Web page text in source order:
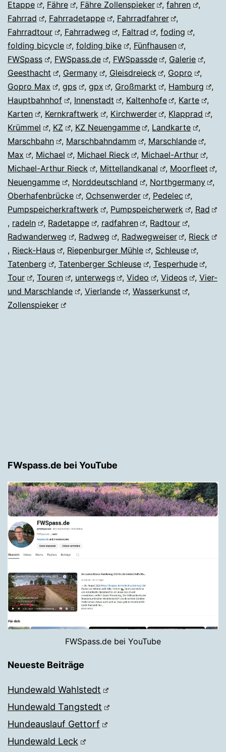
Etappe , Fähre , Fähre Zollenspieker ,fahren
,
Fahrrad
, Fahrradetappe , Fahrradfahrer
,
Fahrradtour
, Fahrradweg , Faltrad ,foding
,
folding bicycle
, folding bike , Fünfhausen
,
FWSpass
, FWSpass.de , FWSpassde , Galerie
,
Geesthacht
, Germany , Gleisdreieck , Gopro
,
Gopro Max
, gps , gpx , Großmarkt , Hamburg
,
Hauptbahnhof
, Innenstadt , Kaltenhofe , Karte
,
Karten
, Kernkraftwerk , Kirchwerder , Klapprad
,
Krümmel
, KZ , KZ Neuengamme , Landkarte
,
Marschbahn
, Marschbahndamm , Marschlande
,
Max
, Michael , Michael Rieck , Michael-Arthur
,
Michael-Arthur Rieck
, Mittellandkanal , Moorfleet
,
Neuengamme
, Norddeutschland , Northgermany
,
Oberhafenbrücke
, Ochsenwerder , Pedelec
,
Pumpspeicherkraftwerk
, Pumpspeicherwerk , Rad
, radeln , Radetappe , radfahren , Radtour
,
Radwanderweg
, Radweg , Radwegweiser , Rieck
, Rieck-Haus , Riepenburger Mühle , Schleuse
,
Tatenberg
, Tatenberger Schleuse , Tesperhude
,
Tour
, Touren , unterwegs ,Video ,Videos , Vier-
und Marschlande
, Vierlande , Wasserkunst
,
Zollenspieker
FWspass.de bei YouTube
FWSpass.de bei YouTube
Neueste Beiträge
Hundewald Wahlstedt
Hundewald Tangstedt
Hundeauslauf Gettorf
Hundewald Leck